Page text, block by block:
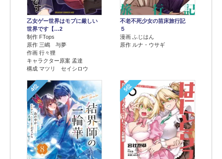
乙女ゲー世界はモブに厳しい
世界です【…2
制作 FTops
原作 三嶋 与夢
作画 行々狸
キャラクター原案 孟達
構成 マツリ セイシロウ
不老不死少女の苗床旅行記
５
漫画 ふじはん
原作 ルナ・ウサギ
4位 5位